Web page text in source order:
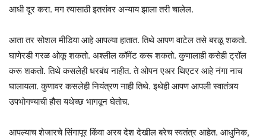
आधी दूर करा. मग त्यासाठी इतरांवर अन्याय झाला तरी चालेल.
आता तर सोशल मीडिया आहे आपल्या हातात. तिथे आपण वाटेल तसे बरळू शकतो.
घाणेरडी गरळ ओकू शकतो. अश्लील कॉमेंट करू शकतो. कुणालाही कसेही ट्रॉल
करू शकतो. तिथे कसलेही धरबंध नाहीत. ते ओपन एअर थिएटर आहे नंगा नाच
घालायला. कुणावर कसलेही नियंत्रण नाही तिथे. इथेही आपण आपली स्वातंत्र्य
उपभोगण्याची हौस यथेच्छ भागवून घेतोच.
आपल्याच शेजारचे सिंगापूर किंवा अरब देश देखील बरेच स्वतंत्र आहेत. आधुनिक,